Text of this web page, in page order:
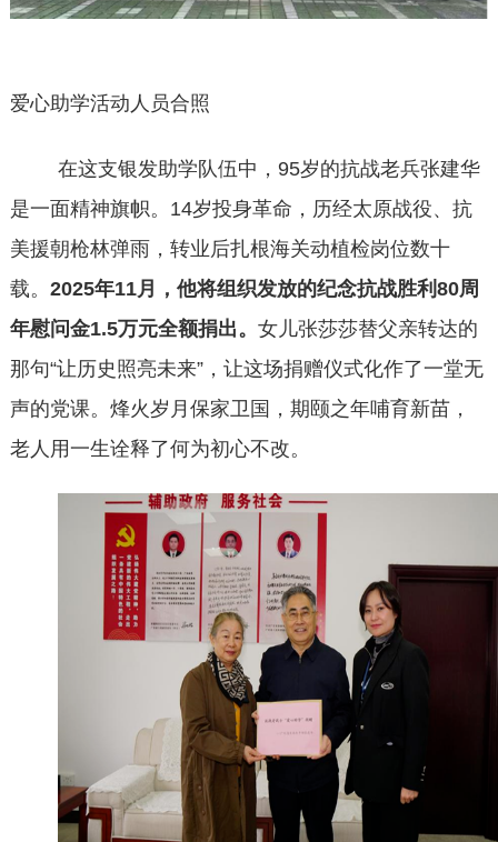
爱心助学活动人员合照
在这支银发助学队伍中， 95岁的抗战老兵张建华
是一面精神旗帜。14岁投身革命，历经太原战役、抗
美援朝枪林弹雨，转业后扎根海关动植检岗位数十
载。 2025年11月，他将组织发放的纪念抗战胜利80周
年慰问金1.5万元全额捐出。 女儿张莎莎替父亲转达的
那句“让历史照亮未来”，让这场捐赠仪式化作了一堂无
声的党课。烽火岁月保家卫国，期颐之年哺育新苗，
老人用一生诠释了何为初心不改。